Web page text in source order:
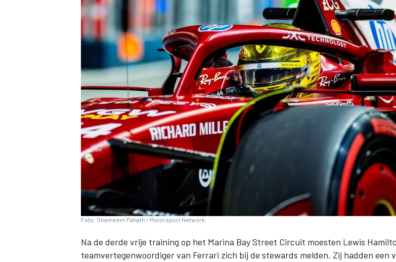
INDYCAR
Foto: Shameem Fahath / Motorsport Network
Na de derde vrije training op het Marina Bay Street Circuit moesten Lewis
teamvertegenwoordiger van Ferrari zich bij de stewards melden. Zij hadden een